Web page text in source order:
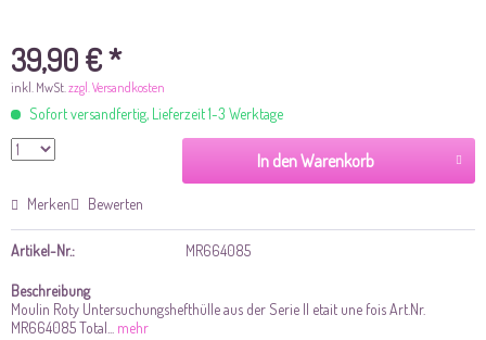
39,90 € *
inkl. MwSt.zzgl. Versandkosten
Sofort versandfertig, Lieferzeit 1-3 Werktage
In den Warenkorb
Merken Bewerten
Artikel-Nr.: MR664085
Beschreibung
Moulin Roty Untersuchungshefthülle aus der Serie ll etait une fois Art.Nr.
MR664085 Total...
mehr